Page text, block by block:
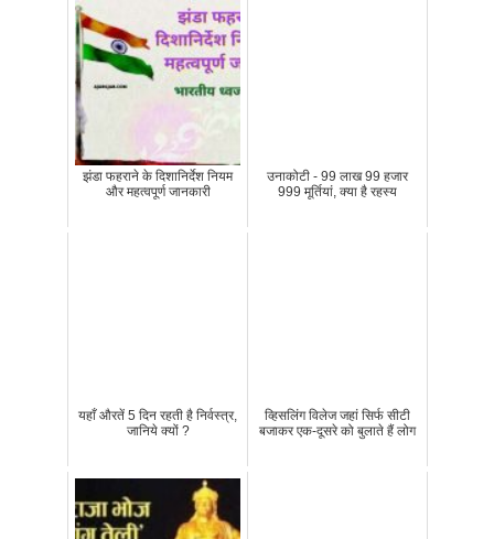
झंडा फहराने के दिशानिर्देश नियम
और महत्वपूर्ण जानकारी
उनाकोटी - 99 लाख 99 हजार
999 मूर्तियां, क्या है रहस्य
यहाँ औरतें 5 दिन रहती है निर्वस्त्र,
जानिये क्यों ?
व्हिसलिंग विलेज जहां सिर्फ सीटी
बजाकर एक-दूसरे को बुलाते हैं लोग